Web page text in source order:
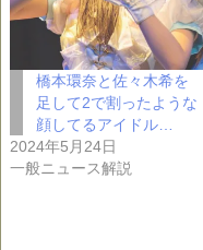
橋本環奈と佐々木希を
足して2で割ったような
顔してるアイドル…
2024年5月24日
一般ニュース解説